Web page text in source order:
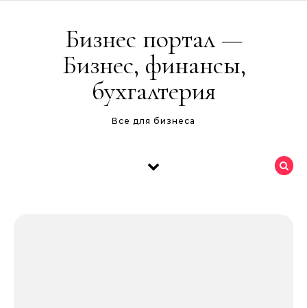
Бизнес портал —
Бизнес, финансы,
бухгалтерия
Все для бизнеса